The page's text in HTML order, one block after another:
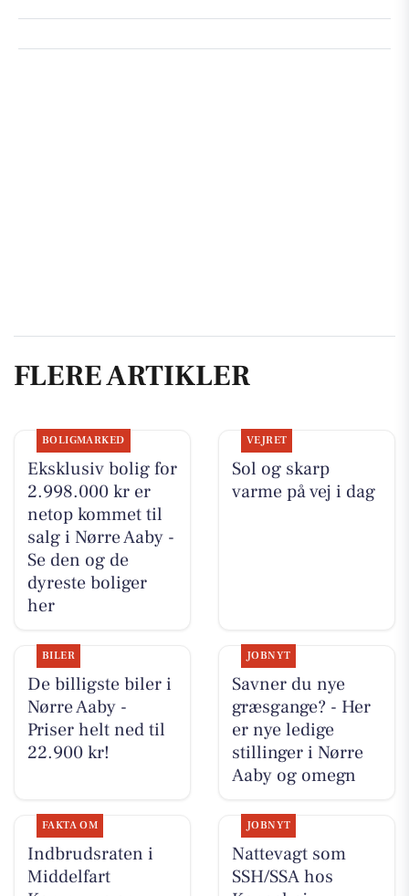
FLERE ARTIKLER
BOLIGMARKED
Eksklusiv bolig for
2.998.000 kr er
netop kommet til
salg i Nørre Aaby -
Se den og de
dyreste boliger
her
VEJRET
Sol og skarp
varme på vej i dag
BILER
De billigste biler i
Nørre Aaby -
Priser helt ned til
22.900 kr!
JOBNYT
Savner du nye
græsgange? - Her
er nye ledige
stillinger i Nørre
Aaby og omegn
FAKTA OM
Indbrudsraten i
Middelfart
JOBNYT
Nattevagt som
SSH/SSA hos